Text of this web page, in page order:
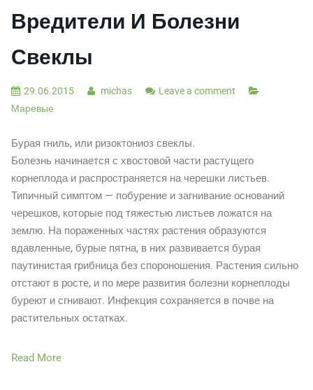
Вредители И Болезни
Свеклы
29.06.2015 michas
Leave a comment
Маревые
Бурая гниль, или ризоктониоз свеклы.
Болезнь начинается с хвостовой части растущего
корнеплода и распространяется на черешки листьев.
Типичный симптом — побурение и загнивание оснований
черешков, которые под тяжестью листьев ложатся на
землю. На пораженных частях растения образуются
вдавленные, бурые пятна, в них развивается бурая
паутинистая грибница без спороношения. Растения сильно
отстают в росте, и по мере развития болезни корнеплоды
буреют и сгнивают. Инфекция сохраняется в почве на
растительных остатках.
Read More